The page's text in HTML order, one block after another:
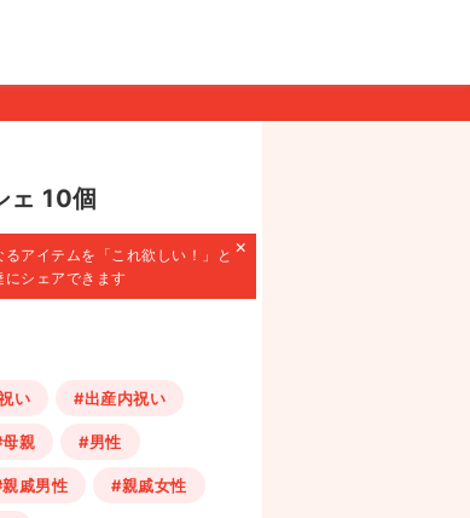
ェ 10個
×
るアイテムを 「これ欲しい！」と
にシェアできます
い #出産内祝い
親 #男性
戚男性 #親戚女性